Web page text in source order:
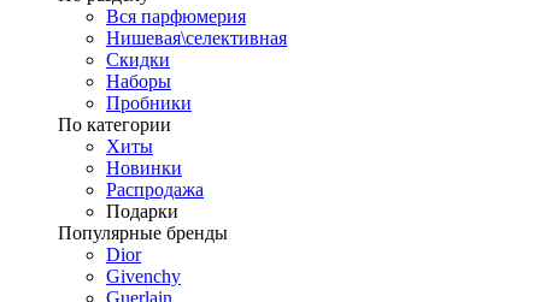
Вся парфюмерия
Нишевая\селективная
Скидки
Наборы
Пробники
По категории
Хиты
Новинки
Распродажа
Подарки
Популярные бренды
Dior
Givenchy
Guerlain